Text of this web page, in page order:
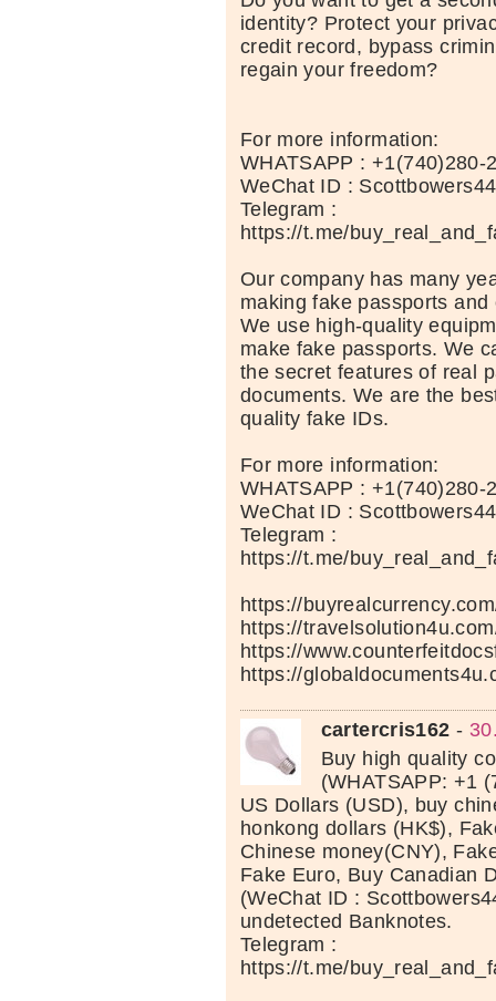
identity? Protect your
credit record, bypass
regain your freedom?
For more information:
WHATSAPP : +1(740)280-
WeChat ID : Scottbowers44
Telegram :
https://t.me/
Our company has many
making fake passports
We use high-quality
make fake passports. We
the secret features of real
documents. We are the
quality fake IDs.
For more information:
WHATSAPP : +1(740)280-
WeChat ID : Scottbowers44
Telegram :
https://t.me/
https://
https://
https://
https://
cartercris162 -
Buy high quality
(WHATSAPP: +1
US Dollars (USD), buy
honkong dollars (HK$),
Chinese money(CNY),
Fake Euro, Buy Canadian
(WeChat ID :
undetected Banknotes.
Telegram :
https://t.me/